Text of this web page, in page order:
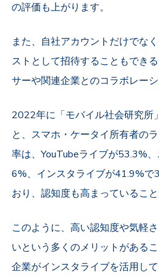
の評価も上がります。
また、自社アカウントだけでな
ストとして招待することもでき
サーや関連企業とのコラボレーシ
2022年に「モバイル社会研究所
と、 スマホ・ケータイ所有者の
率は、YouTubeライブが53.3%
6%、インスタライブが41.9%で
おり、認知度も高まっていること
このように、高い認知度や気軽
いという多くのメリットがある
企業がインスタライブを活用して